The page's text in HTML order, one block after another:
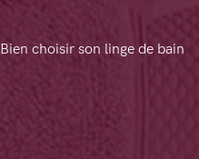
Bien choisir son linge de bain